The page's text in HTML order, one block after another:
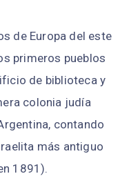
de Europa del este
primeros pueblos
de biblioteca y
colonia judía
contando
más antiguo
1891).